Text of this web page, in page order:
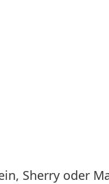
Sherry oder